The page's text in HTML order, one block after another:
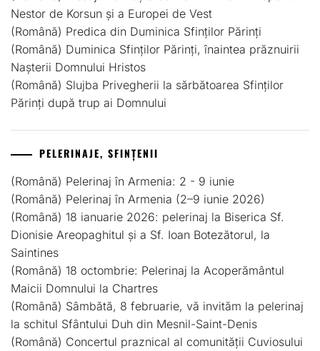
Nestor de Korsun și a Europei de Vest
(Română) Predica din Duminica Sfinților Părinți
(Română) Duminica Sfinților Părinți, înaintea prăznuirii
Nașterii Domnului Hristos
(Română) Slujba Privegherii la sărbătoarea Sfinților
Părinți după trup ai Domnului
PELERINAJE, SFINȚENII
(Română) Pelerinaj în Armenia: 2 - 9 iunie
(Română) Pelerinaj în Armenia (2–9 iunie 2026)
(Română) 18 ianuarie 2026: pelerinaj la Biserica Sf.
Dionisie Areopaghitul și a Sf. Ioan Botezătorul, la
Saintines
(Română) 18 octombrie: Pelerinaj la Acoperământul
Maicii Domnului la Chartres
(Română) Sâmbătă, 8 februarie, vă invităm la pelerinaj
la schitul Sfântului Duh din Mesnil-Saint-Denis
(Română) Concertul praznical al comunității Cuviosului